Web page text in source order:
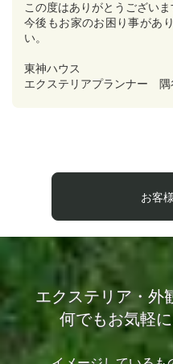
この度はありがとうございま
今後もお家のお困り事があ
い。
東神ハウス
エクステリアプランナー
お客
エクステリア・外
何でもお気軽